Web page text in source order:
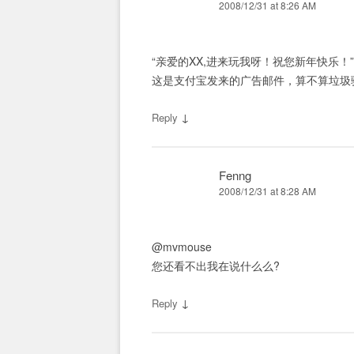
2008/12/31 at 8:26 AM
“亲爱的XX,进来玩我呀！祝您新年快乐！”
这是支付宝发来的广告邮件，算不算垃圾
Reply ↓
Fenng
2008/12/31 at 8:28 AM
@mvmouse
您还看不出我在说什么么?
Reply ↓